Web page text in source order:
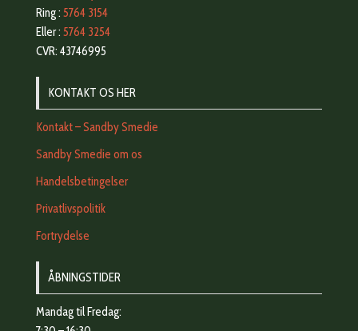
Ring : 5764 3154
Eller : 5764 3254
CVR: 43746995
KONTAKT OS HER
Kontakt – Sandby Smedie
Sandby Smedie om os
Handelsbetingelser
Privatlivspolitik
Fortrydelse
ÅBNINGSTIDER
Mandag til Fredag: